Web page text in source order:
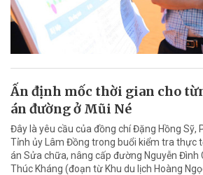
Ấn định mốc thời gian cho
án đường ở Mũi Né
Đây là yêu cầu của đồng chí Đặng Hồng
Tỉnh ủy Lâm Đồng trong buổi kiểm tra thực
án Sửa chữa, nâng cấp đường Nguyễn Đình
Thúc Kháng (đoạn từ Khu du lịch Hoàng